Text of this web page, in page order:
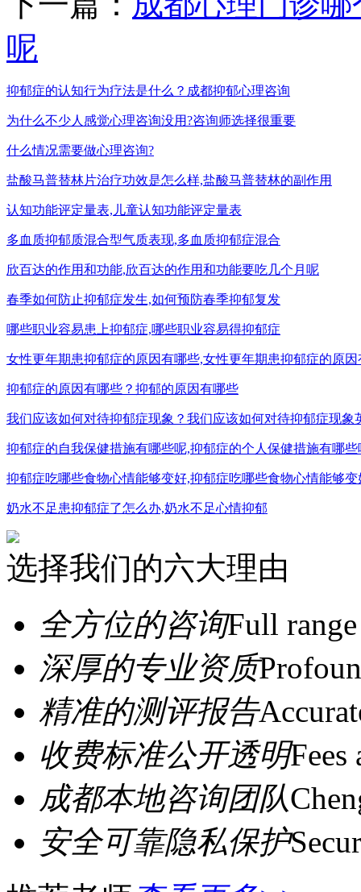
呢
抑郁症的认知行为疗法是什么？成都抑郁心理咨询
为什么不少人感觉心理咨询没用?咨询师选择很重要
什么情况需要做心理咨询?
盐酸马普替林片治疗功效是怎么样,盐酸马普替林的副作用
认知功能评定量表,儿童认知功能评定量表
多血质抑郁质混合型气质表现,多血质抑郁症混合
欣百达的作用和功能,欣百达的作用和功能要吃几个月呢
春季如何防止抑郁症发生,如何预防春季抑郁复发
哪些职业容易患上抑郁症,哪些职业容易得抑郁症
女性更年期患抑郁症的原因有哪些,女性更年期患抑郁症的原
抑郁症的原因有哪些？抑郁的原因有哪些
我们应该如何对待抑郁症现象？我们应该如何对待抑郁症现象
抑郁症的自我保健措施有哪些呢,抑郁症的个人保健措施有哪些
抑郁症吃哪些食物心情能够变好,抑郁症吃哪些食物心情能够变
奶水不足患抑郁症了怎么办,奶水不足心情抑郁
选择我们的六大理由
全方位的咨询Full
深厚的专业资质
精准的测评报告
收费标准公开透明Fees
成都本地咨询团队
安全可靠隐私保护